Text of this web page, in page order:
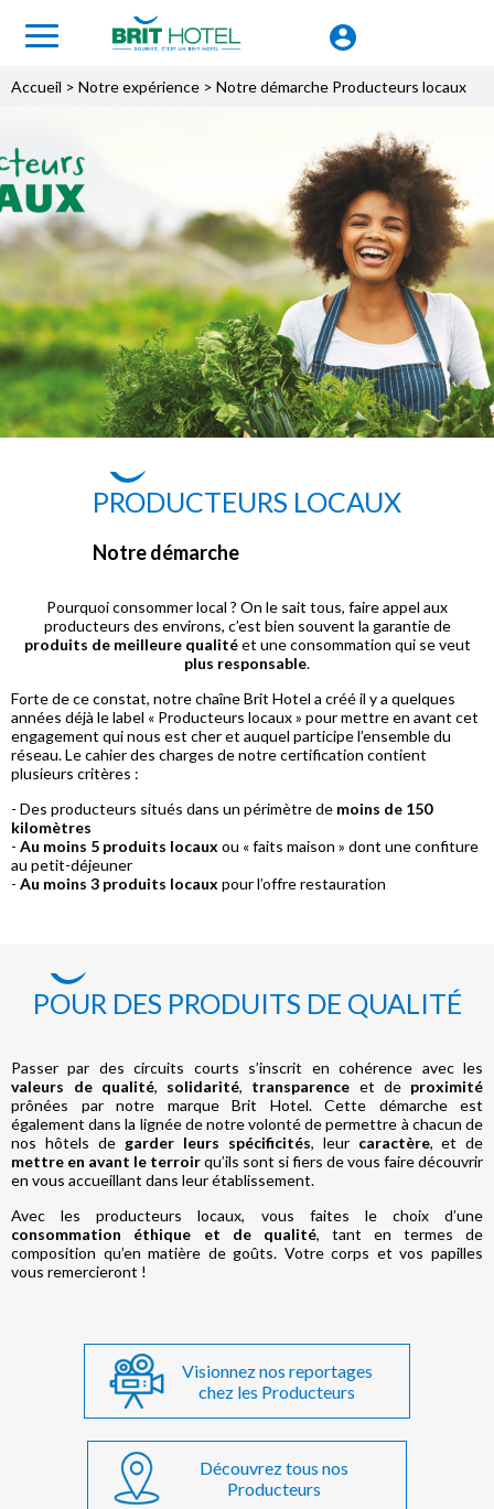
Accueil > Notre expérience > Notre démarche Producteurs locaux
PRODUCTEURS LOCAUX
Notre démarche
Pourquoi consommer local ? On le sait tous, faire appel aux
producteurs des environs, c’est bien souvent la garantie de
produits de meilleure qualitéet une consommation qui se veut
plus responsable.
Forte de ce constat, notre chaîne Brit Hotel a créé il y a quelques
années déjà le label « Producteurs locaux » pour mettre en avant cet
engagement qui nous est cher et auquel participe l’ensemble du
réseau. Le cahier des charges de notre certification contient
plusieurs critères :
- Des producteurs situés dans un périmètre de moins de 150
kilomètres
- Au moins 5 produits locaux ou « faits maison » dont une confiture
au petit-déjeuner
- Au moins 3 produits locaux pour l’offre restauration
POUR DES PRODUITS DE QUALITÉ
Passer par des circuits courts s’inscrit en cohérence avec les
valeurs de qualité, solidarité, transparence et de proximité
prônées par notre marque Brit Hotel. Cette démarche est
également dans la lignée de notre volonté de permettre à chacun de
nos hôtels de garder leurs spécificités, leur caractère, et de
mettre en avant le terroirqu’ils sont si fiers de vous faire découvrir
en vous accueillant dans leur établissement.
Avec les producteurs locaux, vous faites le choix d’une
consommation éthique et de qualité, tant en termes de
composition qu’en matière de goûts. Votre corps et vos papilles
vous remercieront !
Visionnez nos reportages
chez les Producteurs
Découvrez tous nos
Producteurs